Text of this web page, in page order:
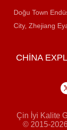
Doğu Town
City, Zhejiang
CHINA
Çin İyi Kalite
© 2015-